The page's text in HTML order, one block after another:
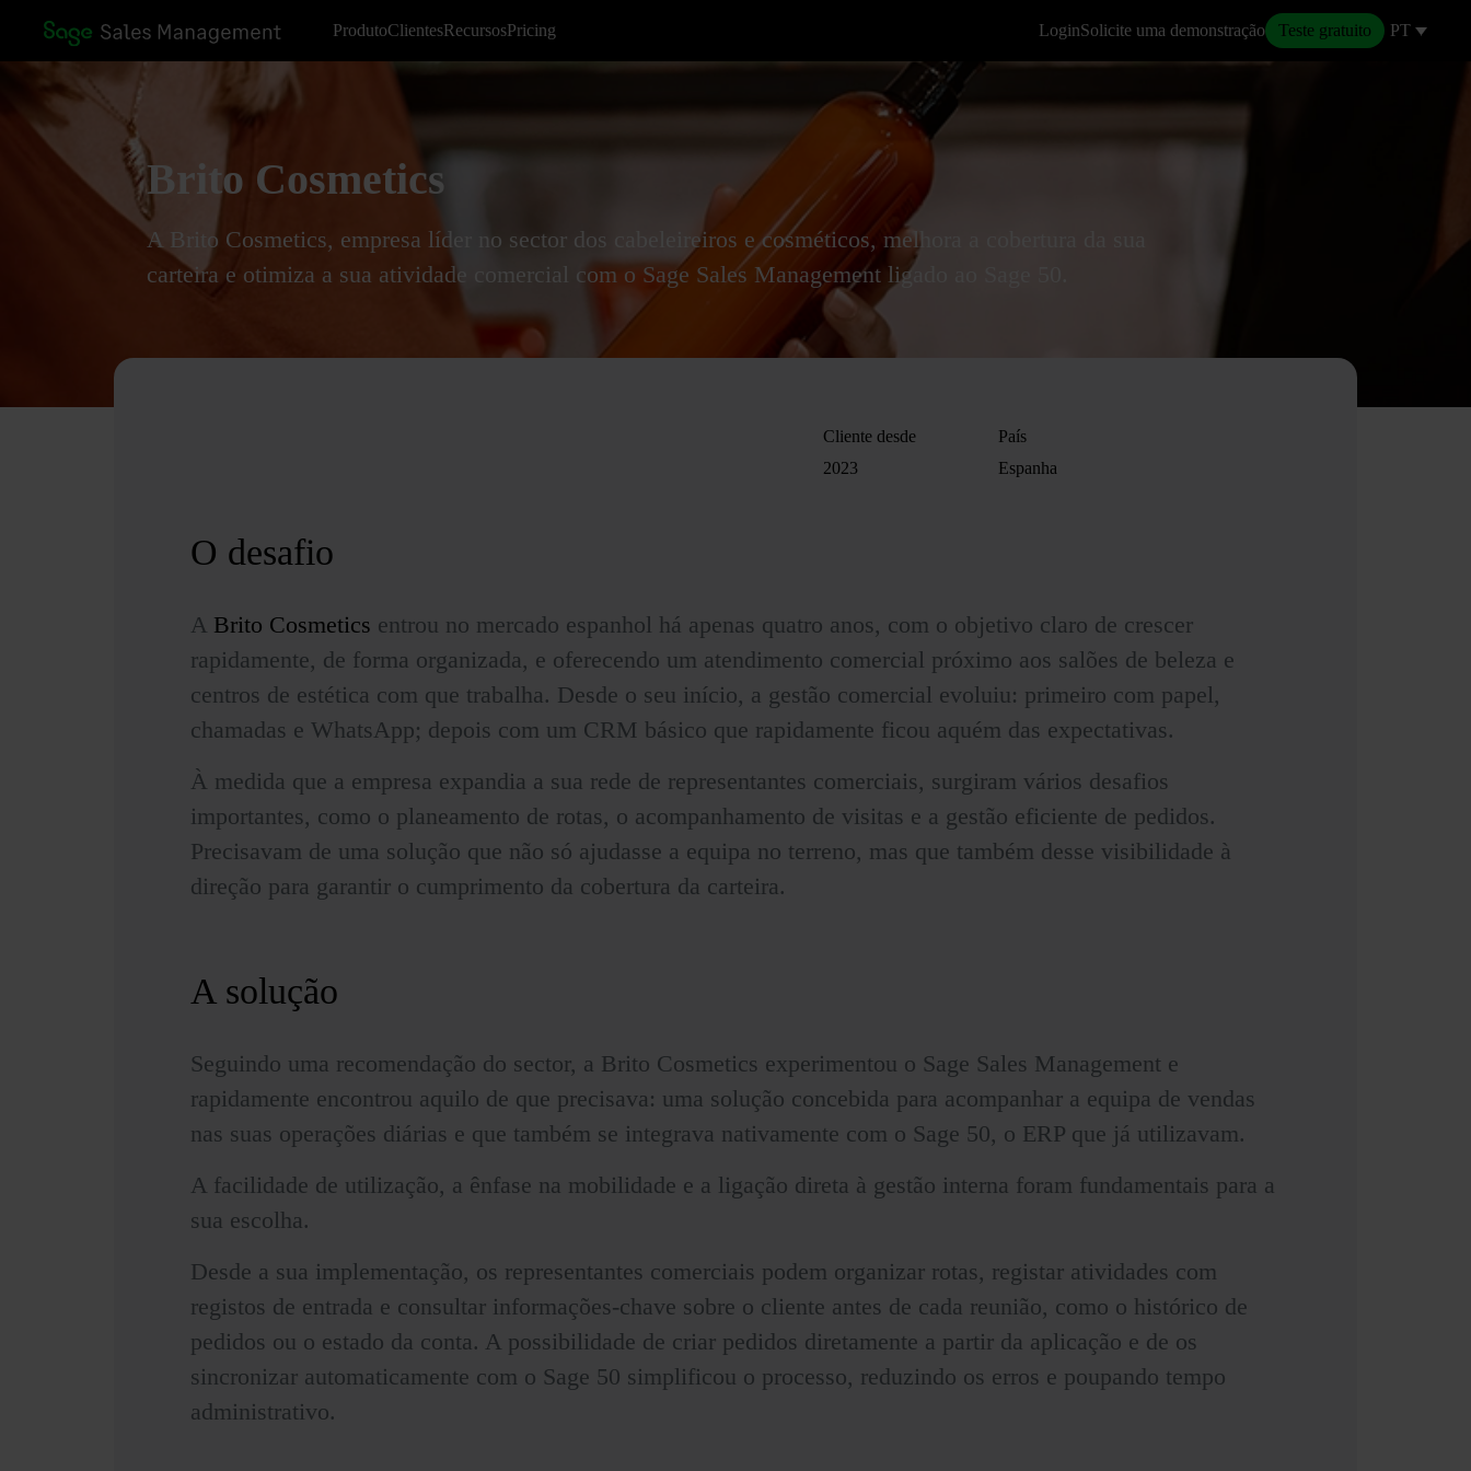
ProdutoClientesRecursosPricing LoginSolicite uma demonstração Teste gratuito PT
Brito Cosmetics
A Brito Cosmetics, empresa líder no sector dos cabeleireiros e cosméticos, melhora a cobertura da sua
carteira e otimiza a sua atividade comercial com o Sage Sales Management ligado ao Sage 50.
Cliente desde
2023
País
Espanha
O desafio
A Brito Cosmetics entrou no mercado espanhol há apenas quatro anos, com o objetivo claro de crescer
rapidamente, de forma organizada, e oferecendo um atendimento comercial próximo aos salões de beleza e
centros de estética com que trabalha. Desde o seu início, a gestão comercial evoluiu: primeiro com papel,
chamadas e WhatsApp; depois com um CRM básico que rapidamente ficou aquém das expectativas.
À medida que a empresa expandia a sua rede de representantes comerciais, surgiram vários desafios
importantes, como o planeamento de rotas, o acompanhamento de visitas e a gestão eficiente de pedidos.
Precisavam de uma solução que não só ajudasse a equipa no terreno, mas que também desse visibilidade à
direção para garantir o cumprimento da cobertura da carteira.
A solução
Seguindo uma recomendação do sector, a Brito Cosmetics experimentou o Sage Sales Management e
rapidamente encontrou aquilo de que precisava: uma solução concebida para acompanhar a equipa de vendas
nas suas operações diárias e que também se integrava nativamente com o Sage 50, o ERP que já utilizavam.
A facilidade de utilização, a ênfase na mobilidade e a ligação direta à gestão interna foram fundamentais para a
sua escolha.
Desde a sua implementação, os representantes comerciais podem organizar rotas, registar atividades com
registos de entrada e consultar informações-chave sobre o cliente antes de cada reunião, como o histórico de
pedidos ou o estado da conta. A possibilidade de criar pedidos diretamente a partir da aplicação e de os
sincronizar automaticamente com o Sage 50 simplificou o processo, reduzindo os erros e poupando tempo
administrativo.